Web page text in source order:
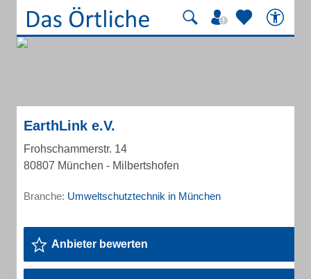
EarthLink e.V.
Frohschammerstr. 14
80807 München - Milbertshofen
Branche: Umweltschutztechnik in München
Anbieter bewerten